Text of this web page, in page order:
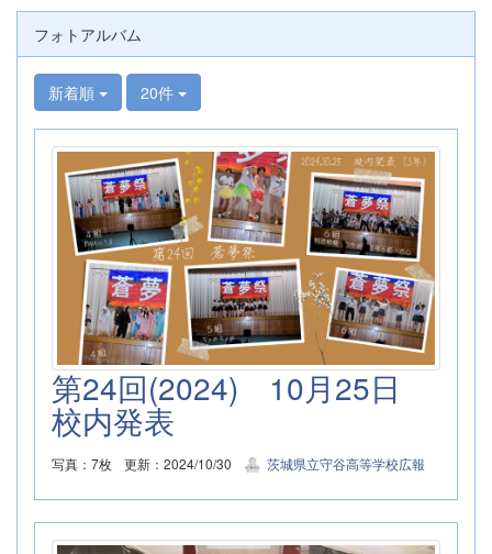
フォトアルバム
新着順 20件
第24回(2024) 10月25日
校内発表
写真：7枚 更新：2024/10/30 茨城県立守谷高等学校広報